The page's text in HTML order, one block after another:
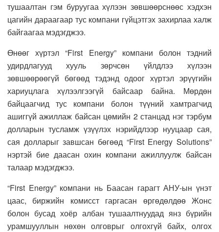
тушаалтан гэм буруугаа хүлээн зөвшөөрснөөс хэдхэн
цагийн дараагаар тус компани гүйцэтгэх захирлаа халж
байгаагаа мэдэгджээ.
Өнөөг хүртэл “First Energy” компани болон тэдний
удирдлагууд хууль зөрчсөн үйлдлээ хүлээн
зөвшөөрөөгүй бөгөөд тэдэнд одоог хүртэл эрүүгийн
хариуцлага хүлээлгээгүй байсаар байна. Мөрдөн
байцаагчид тус компани болон түүний хамтрагчид
ашиггүй ажиллаж байсан цөмийн 2 станцад нэг тэрбум
долларын тусламж үзүүлэх нэрийдлээр нууцаар сая,
сая долларыг завшсан бөгөөд “First Energy Solutions”
нэртэй бие даасан охин компани ажиллуулж байсан
талаар мэдэгджээ.
“First Energy” компани нь Баасан гарагт АНУ-ын үнэт
цаас, биржийн комисст гаргасан өргөдөлдөө Жонс
болон бусад хоёр албан тушаалтнуудад янз бүрийн
урамшууллын нөхөн олговрыг олгохгүй байх, олгох